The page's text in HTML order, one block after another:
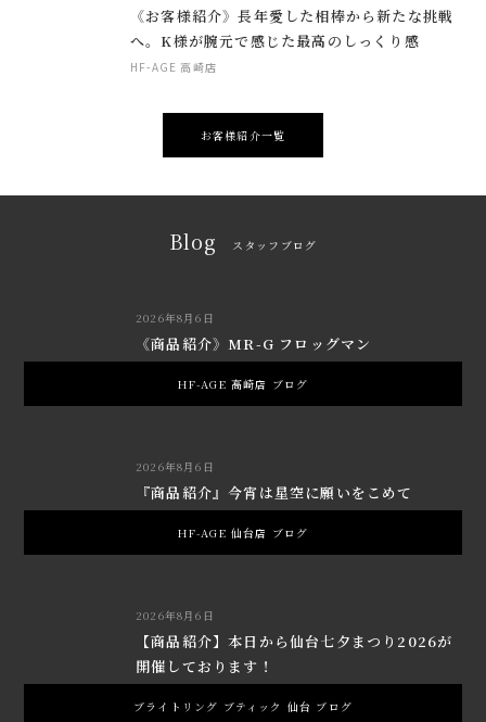
《お客様紹介》長年愛した相棒から新たな挑戦
へ。K様が腕元で感じた最高のしっくり感
HF-AGE 高崎店
お客様紹介一覧
Blog スタッフブログ
2026年8月6日
《商品紹介》MR-G フロッグマン
HF-AGE 高崎店 ブログ
2026年8月6日
『商品紹介』今宵は星空に願いをこめて
HF-AGE 仙台店 ブログ
2026年8月6日
【商品紹介】本日から仙台七夕まつり2026が
開催しております！
ブライトリング ブティック 仙台 ブログ